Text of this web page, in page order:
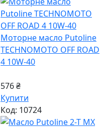
Моторне масло Putoline
TECHNOMOTO OFF ROAD
4 10W-40
576 ₴
Купити
Код: 10724